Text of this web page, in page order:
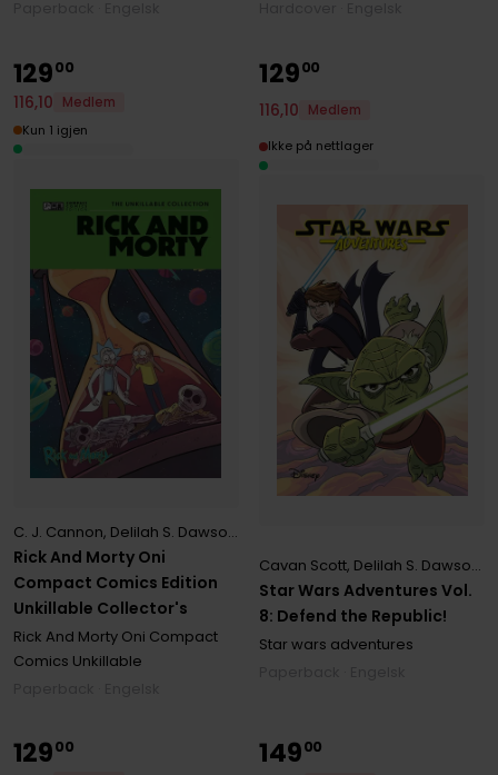
Rick And Morty Oni
Compact Comics Edition
Unkillable Collector's
C. J. Cannon, Delilah S. Dawson ,
Rick And Morty Oni Compact
Comics Unkillable
12900
116,10
Medlem
Kun 1 igjen
Star Wars Adventures Vol.
8: Defend the Republic!
Cavan Scott, Delilah S. Dawson
Star wars adventures
12900
116,10
Medlem
Ikke på nettlager
12900 14900